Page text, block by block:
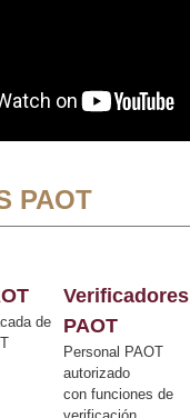
PAOT
de
Verificadores
PAOT
Personal PAOT
autorizado
con funciones de